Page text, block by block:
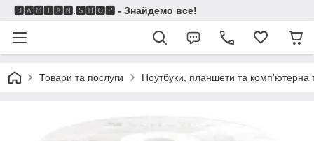
🅳🅰🅼🅸🅰🅽.🆂🅷🅾🅿 - Знайдемо все!
Товари та послуги Ноутбуки, планшети та комп'ютерна